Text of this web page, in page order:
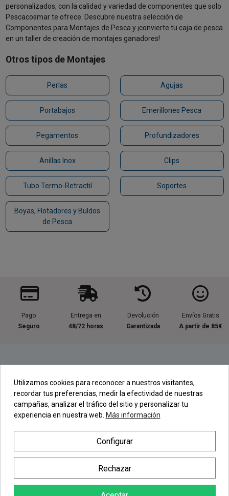
personalizados, con la calidad y variedad de componentes que solo
Pescacosmar te ofrece. Descubre nuestra selección de
Componentes para Montajes de Pesca y ¡convierte tu caja de pesca
en un taller de creación de montajes ganadores!
Otros tipos de Montajes
Perlas Agujas
Portabajos Emerillones Pesca
Pegamentos Profundizadores
Anillas Inox Clips
Tubo Termo-Retractil Soportes
Boyas, Flotadores y Buldos
de Pesca
Pago
Seguro
Entrega en
48/72 horas
Devolución
Garantizada
Envíos Gratis
A partir de 85€
Contacta con nosotros
Regístrate en nuestra Newsletter
Newsletter
Utilizamos cookies para reconocer a nuestros visitantes,
recordar tus preferencias, medir la efectividad de nuestras
campañas, analizar el tráfico del sitio y personalizar tu
experiencia en nuestra web. Más información
Configurar
Rechazar